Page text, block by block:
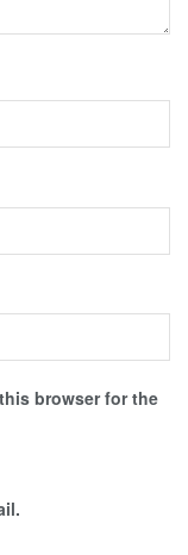
browser for the